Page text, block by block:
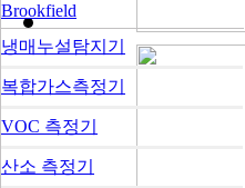
Brookfield
냉매누설탐지기
복합가스측정기
VOC 측정기
산소 측정기